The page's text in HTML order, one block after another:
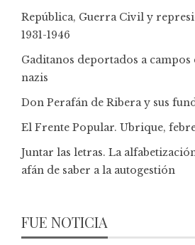
República, Guerra Civil y
1931-1946
Gaditanos deportados a
nazis
Don Perafán de Ribera y sus
El Frente Popular. Ubrique,
Juntar las letras. La
afán de saber a la autogestión
FUE NOTICIA